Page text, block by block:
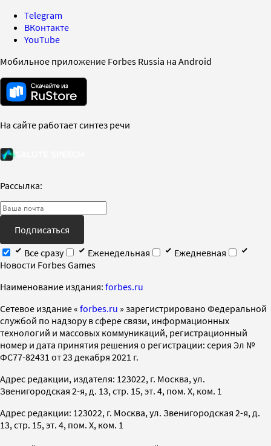
Telegram
ВКонтакте
YouTube
Мобильное приложение Forbes Russia на Android
На сайте работает синтез речи
Рассылка:
Подписаться
Все сразу
Еженедельная
Ежедневная
Новости Forbes Games
Наименование издания: forbes.ru
Cетевое издание « forbes.ru » зарегистрировано Федеральной
службой по надзору в сфере связи, информационных
технологий и массовых коммуникаций, регистрационный
номер и дата принятия решения о регистрации: серия Эл №
ФС77-82431 от 23 декабря 2021 г.
Адрес редакции, издателя: 123022, г. Москва, ул.
Звенигородская 2-я, д. 13, стр. 15, эт. 4, пом. X, ком. 1
Адрес редакции: 123022, г. Москва, ул. Звенигородская 2-я, д.
13, стр. 15, эт. 4, пом. X, ком. 1